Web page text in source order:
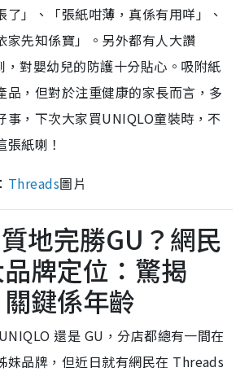
了」、「張紙咁薄，真係有用咩」、
家先知係寶」。另外都有人大讚
，對嬰幼兒的防護十分貼心。吸附紙
品，但對於注重健康的家長而言，多
事，下次大家買UNIQLO童裝時，不
紙喇！
Threads圖片
地完勝GU？網民
牌定位：驚揭
關鍵係年齡
還是 GU，分店都總有一間在
妹品牌，但近日就有網民在 Threads